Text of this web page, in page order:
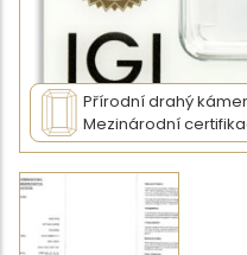
Přírodní drahý
Mezinárodní